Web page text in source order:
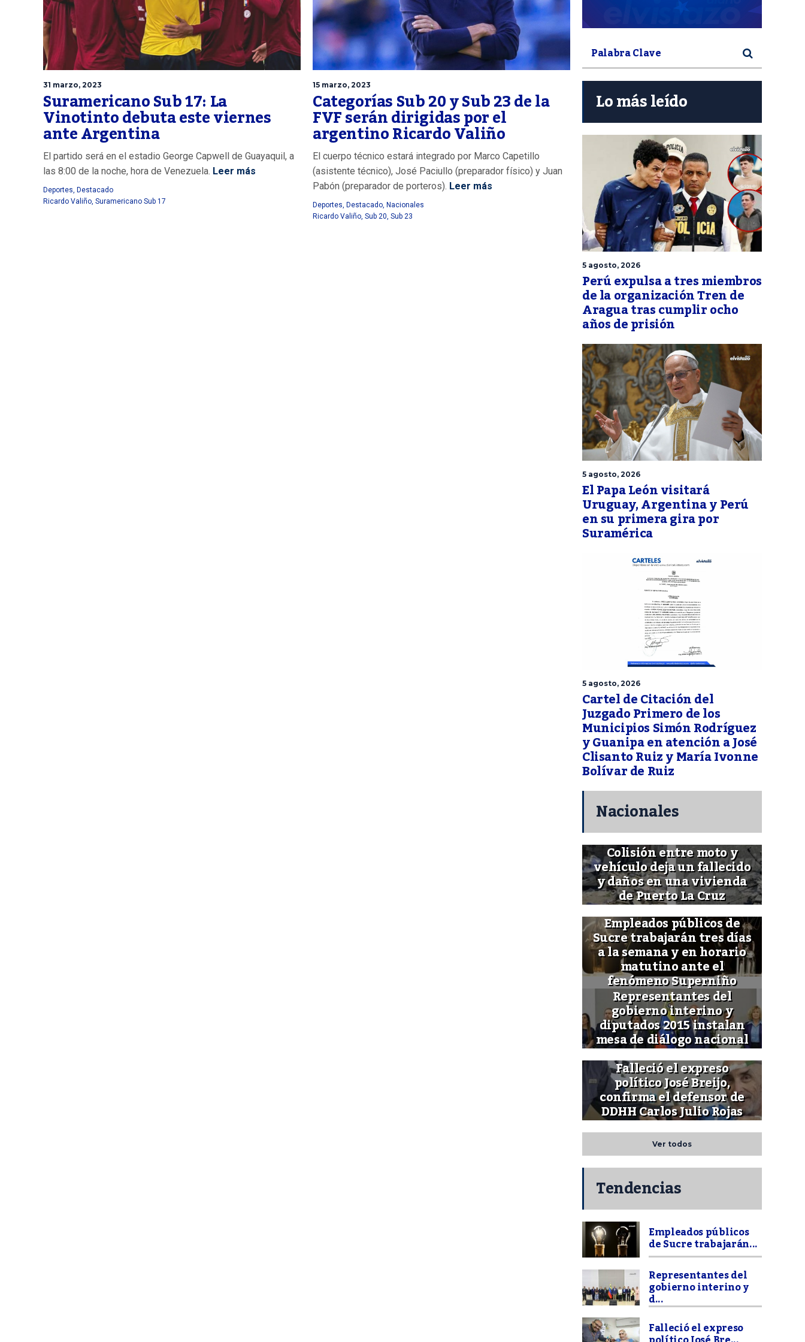
31 marzo, 2023
Suramericano Sub 17: La
Vinotinto debuta este viernes
ante Argentina
El partido será en el estadio George Capwell de Guayaquil, a
las 8:00 de la noche, hora de Venezuela. Leer más
Deportes Destacado
Ricardo Valiño Suramericano Sub 17
15 marzo, 2023
Categorías Sub 20 y Sub 23 de la
FVF serán dirigidas por el
argentino Ricardo Valiño
El cuerpo técnico estará integrado por Marco Capetillo
(asistente técnico), José Paciullo (preparador físico) y Juan
Pabón (preparador de porteros). Leer más
Deportes Destacado Nacionales
Ricardo Valiño Sub 20 Sub 23
Lo más leído
5 agosto, 2026
Perú expulsa a tres miembros
de la organización Tren de
Aragua tras cumplir ocho
años de prisión
5 agosto, 2026
El Papa León visitará
Uruguay, Argentina y Perú
en su primera gira por
Suramérica
5 agosto, 2026
Cartel de Citación del
Juzgado Primero de los
Municipios Simón Rodríguez
y Guanipa en atención a José
Clisanto Ruiz y María Ivonne
Bolívar de Ruiz
Nacionales
Colisión entre moto y
vehículo deja un fallecido
y daños en una vivienda
de Puerto La Cruz
Empleados públicos de
Sucre trabajarán tres días
a la semana y en horario
matutino ante el
fenómeno Superniño
Representantes del
gobierno interino y
diputados 2015 instalan
mesa de diálogo nacional
Falleció el expreso
político José Breijo,
confirma el defensor de
DDHH Carlos Julio Rojas
Ver todos
Tendencias
Empleados públicos
de Sucre trabajarán...
Representantes del
gobierno interino y
d...
Falleció el expreso